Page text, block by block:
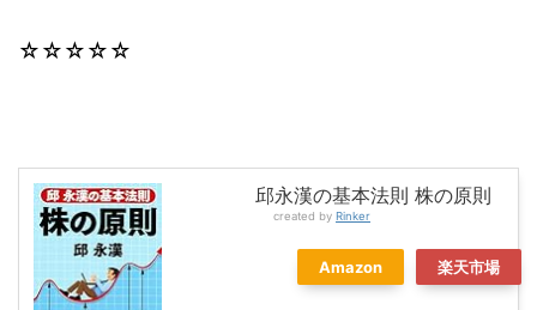
☆☆☆☆☆
邱永漢の基本法則 株の原則
created by Rinker
Amazon 楽天市場